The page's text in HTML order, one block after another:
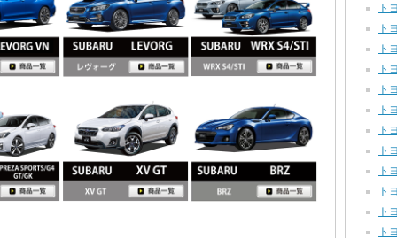
ト
ト
ト
ト
ト
ト
ト
ト
ト
ト
ト
ト